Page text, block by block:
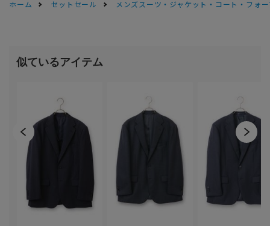
ホーム
セットセール メンズスーツ・ジャケット・コート・フォ